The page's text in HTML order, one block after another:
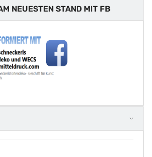
NEUESTEN STAND MIT FB